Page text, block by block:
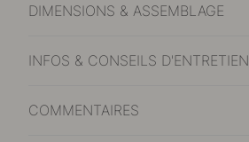
DIMENSIONS & ASSEMBLAGE
INFOS & CONSEILS D'ENTRETIEN
COMMENTAIRES